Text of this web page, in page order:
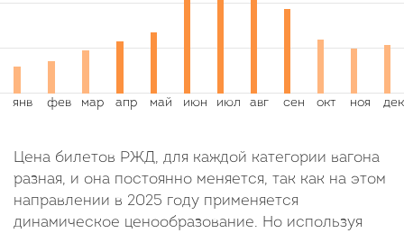
Цена билетов РЖД, для каждой категории вагона
разная, и она постоянно меняется, так как на этом
направлении в 2025 году применяется
динамическое ценообразование. Но используя